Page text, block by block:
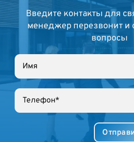
Введите контакты для
менеджер перезвонит и
вопросы